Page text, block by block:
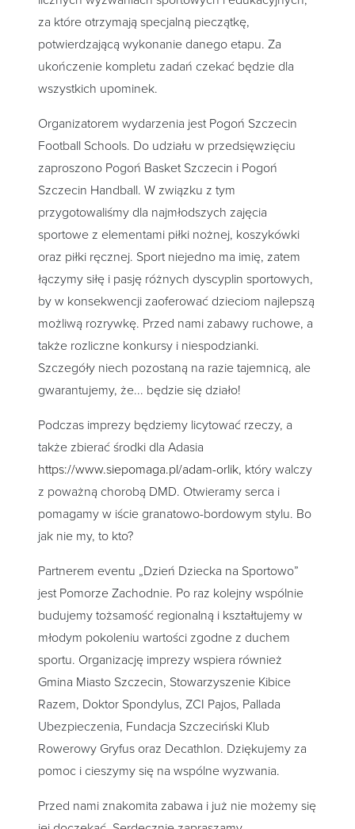
za które otrzymają specjalną pieczątkę,
potwierdzającą wykonanie danego etapu. Za
ukończenie kompletu zadań czekać będzie dla
wszystkich upominek.
Organizatorem wydarzenia jest Pogoń Szczecin
Football Schools. Do udziału w przedsięwzięciu
zaproszono Pogoń Basket Szczecin i Pogoń
Szczecin Handball. W związku z tym
przygotowaliśmy dla najmłodszych zajęcia
sportowe z elementami piłki nożnej, koszykówki
oraz piłki ręcznej. Sport niejedno ma imię, zatem
łączymy siłę i pasję różnych dyscyplin sportowych,
by w konsekwencji zaoferować dzieciom najlepszą
możliwą rozrywkę. Przed nami zabawy ruchowe, a
także rozliczne konkursy i niespodzianki.
Szczegóły niech pozostaną na razie tajemnicą, ale
gwarantujemy, że... będzie się działo!
Podczas imprezy będziemy licytować rzeczy, a
także zbierać środki dla Adasia
https://www.siepomaga.pl/adam-orlik, który walczy
z poważną chorobą DMD. Otwieramy serca i
pomagamy w iście granatowo-bordowym stylu. Bo
jak nie my, to kto?
Partnerem eventu „Dzień Dziecka na Sportowo”
jest Pomorze Zachodnie. Po raz kolejny wspólnie
budujemy tożsamość regionalną i kształtujemy w
młodym pokoleniu wartości zgodne z duchem
sportu. Organizację imprezy wspiera również
Gmina Miasto Szczecin, Stowarzyszenie Kibice
Razem, Doktor Spondylus, ZCI Pajos, Pallada
Ubezpieczenia, Fundacja Szczeciński Klub
Rowerowy Gryfus oraz Decathlon. Dziękujemy za
pomoc i cieszymy się na wspólne wyzwania.
Przed nami znakomita zabawa i już nie możemy się